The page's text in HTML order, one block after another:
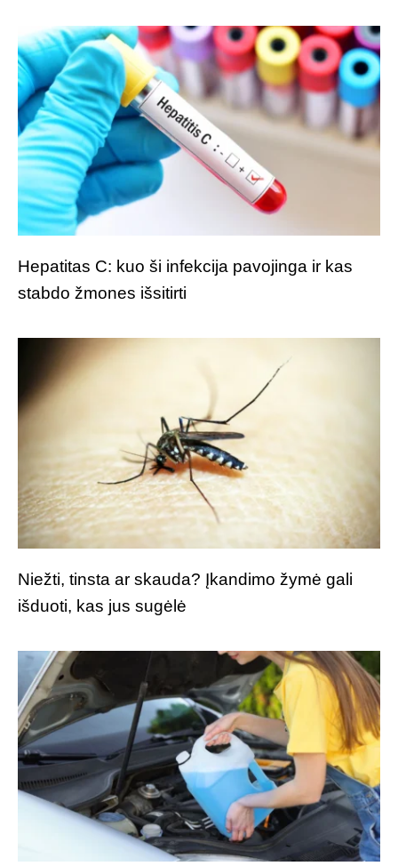
Hepatitas C: kuo ši infekcija pavojinga ir kas
stabdo žmones išsitirti
Niežti, tinsta ar skauda? Įkandimo žymė gali
išduoti, kas jus sugėlė